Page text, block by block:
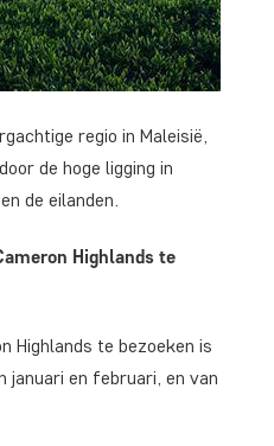
regio in Maleisië,
de hoge ligging in
de eilanden.
Highlands te
Highlands te bezoeken is
januari en februari, en van